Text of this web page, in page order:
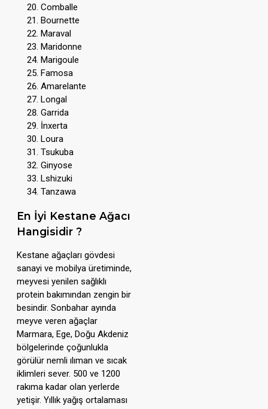
Comballe
Bournette
Maraval
Maridonne
Marigoule
Famosa
Amarelante
Longal
Garrida
İnxerta
Loura
Tsukuba
Ginyose
Lshizuki
Tanzawa
En İyi Kestane Ağacı
Hangisidir ?
Kestane ağaçları gövdesi
sanayi ve mobilya üretiminde,
meyvesi yenilen sağlıklı
protein bakımından zengin bir
besindir. Sonbahar ayında
meyve veren ağaçlar
Marmara, Ege, Doğu Akdeniz
bölgelerinde çoğunlukla
görülür nemli ılıman ve sıcak
iklimleri sever. 500 ve 1200
rakıma kadar olan yerlerde
yetişir. Yıllık yağış ortalaması